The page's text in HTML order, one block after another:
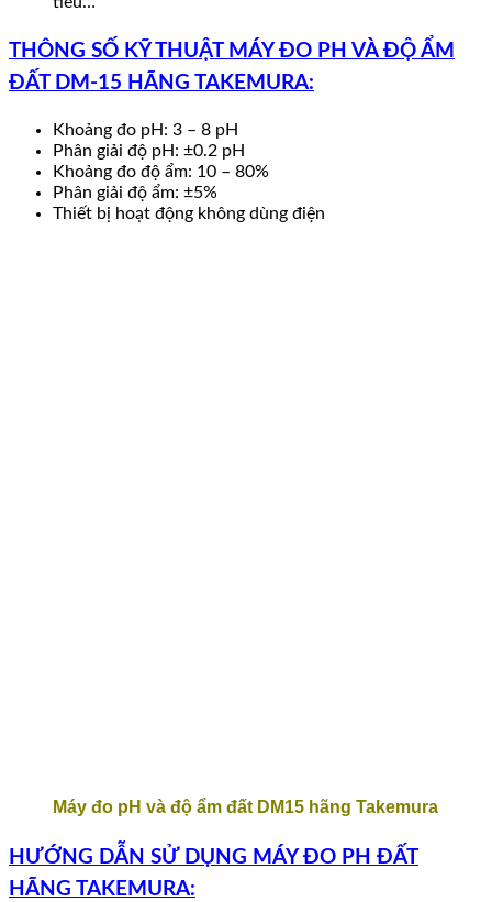
THÔNG SỐ KỸ THUẬT MÁY ĐO PH VÀ ĐỘ ẨM
ĐẤT DM-15 HÃNG TAKEMURA:
Khoảng đo pH: 3 – 8 pH
Phân giải độ pH: ±0.2 pH
Khoảng đo độ ẩm: 10 – 80%
Phân giải độ ẩm: ±5%
Thiết bị hoạt động không dùng điện
Máy đo pH và độ ẩm đất DM15 hãng Takemura
HƯỚNG DẪN SỬ DỤNG MÁY ĐO PH ĐẤT
HÃNG TAKEMURA: